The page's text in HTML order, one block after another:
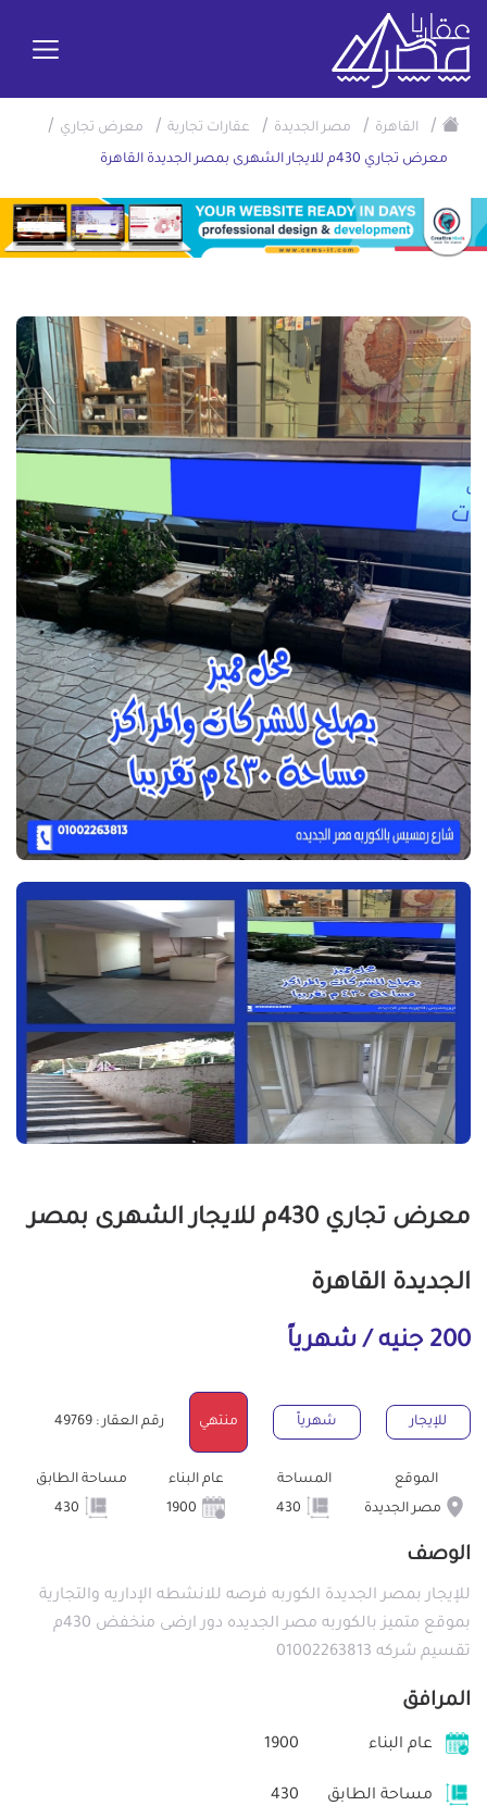
/ القاهرة / مصر الجديدة / عقارات تجارية / معرض تجاري /
معرض تجاري 430م للايجار الشهرى بمصر الجديدة القاهرة
معرض تجاري 430م للايجار الشهرى بمصر
الجديدة القاهرة
200 جنيه / شهرياً
للإيجار شهرياً منتهي رقم العقار : 49769
الموقع
مصر الجديدة
المساحة
عام البناء
مساحة الطابق
الوصف
للإيجار بمصر الجديدة الكوربه فرصه للانشطه الإداريه والتجارية
بموقع متميز بالكوربه مصر الجديده دور ارضى منخفض 430م
تقسيم شركه 01002263813
المرافق
عام البناء 1900
مساحة الطابق 430